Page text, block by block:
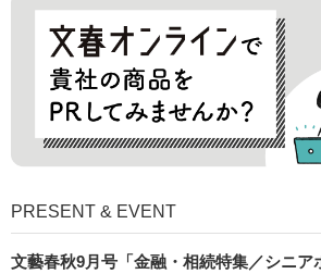
PRESENT & EVENT
文藝春秋9月号「金融・相続特集／シニア